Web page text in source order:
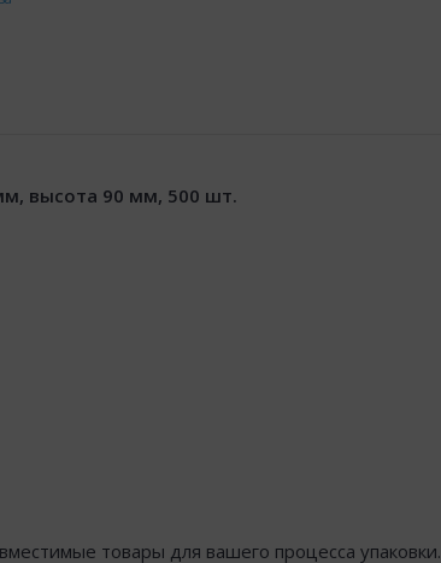
высота 90 мм, 500 шт.
товары для вашего процесса упаковки.